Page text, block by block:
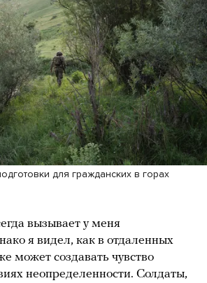
для гражданских в горах
вызывает у меня
я видел, как в отдаленных
может создавать чувство
неопределенности. Солдаты,